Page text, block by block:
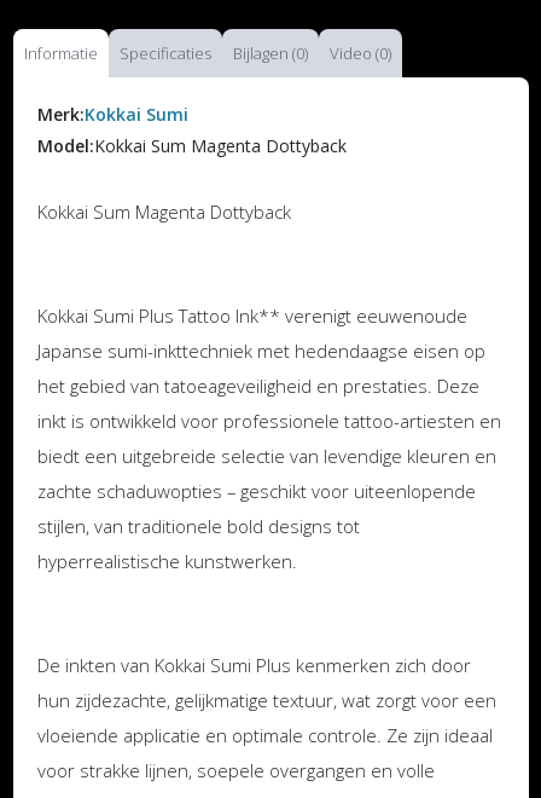
Informatie Specificaties Bijlagen (0) Video (0)
Merk:Kokkai Sumi
Model:Kokkai Sum Magenta Dottyback
Kokkai Sum Magenta Dottyback
Kokkai Sumi Plus Tattoo Ink** verenigt eeuwenoude
Japanse sumi-inkttechniek met hedendaagse eisen op
het gebied van tatoeageveiligheid en prestaties. Deze
inkt is ontwikkeld voor professionele tattoo-artiesten en
biedt een uitgebreide selectie van levendige kleuren en
zachte schaduwopties – geschikt voor uiteenlopende
stijlen, van traditionele bold designs tot
hyperrealistische kunstwerken.
De inkten van Kokkai Sumi Plus kenmerken zich door
hun zijdezachte, gelijkmatige textuur, wat zorgt voor een
vloeiende applicatie en optimale controle. Ze zijn ideaal
voor strakke lijnen, soepele overgangen en volle